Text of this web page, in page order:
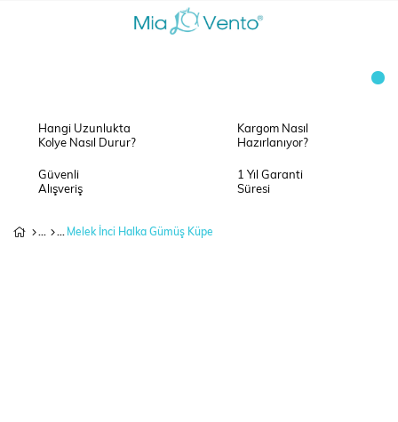
Hangi Uzunlukta
Kolye Nasıl Durur?
Kargom Nasıl
Hazırlanıyor?
Güvenli
Alışveriş
1 Yıl Garanti
Süresi
Melek İnci Halka Gümüş Küpe